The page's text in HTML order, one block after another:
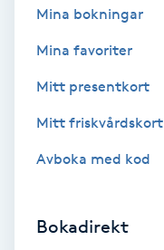
Fransk manikyr
Frekvensterapi
Friskvårdsmassage
Mina bokningar
Mina favoriter
Mitt presentkort
Mitt friskvårdskort
Avboka med kod
Bokadirekt